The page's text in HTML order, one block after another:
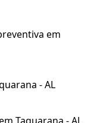
em
- AL